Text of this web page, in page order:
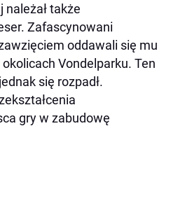
należał także
Zafascynowani
oddawali się mu
Vondelparku. Ten
się rozpadł.
gry w zabudowę